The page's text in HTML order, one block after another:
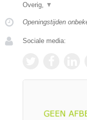
Overig,
▼
Openingstijden
Sociale media: